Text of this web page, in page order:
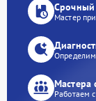
Мастер
Мастера
Работаем